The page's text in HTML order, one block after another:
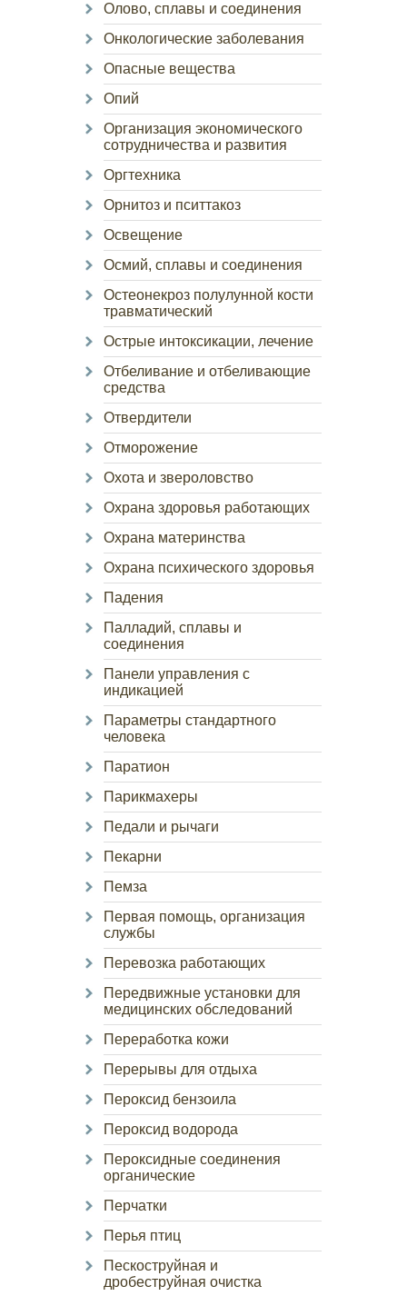
Олово, сплавы и соединения
Онкологические заболевания
Опасные вещества
Опий
Организация экономического
сотрудничества и развития
Оргтехника
Орнитоз и пситтакоз
Освещение
Осмий, сплавы и соединения
Остеонекроз полулунной кости
травматический
Острые интоксикации, лечение
Отбеливание и отбеливающие
средства
Отвердители
Отморожение
Охота и звероловство
Охрана здоровья работающих
Охрана материнства
Охрана психического здоровья
Падения
Палладий, сплавы и
соединения
Панели управления с
индикацией
Параметры стандартного
человека
Паратион
Парикмахеры
Педали и рычаги
Пекарни
Пемза
Первая помощь, организация
службы
Перевозка работающих
Передвижные установки для
медицинских обследований
Переработка кожи
Перерывы для отдыха
Пероксид бензоила
Пероксид водорода
Пероксидные соединения
органические
Перчатки
Перья птиц
Пескоструйная и
дробеструйная очистка